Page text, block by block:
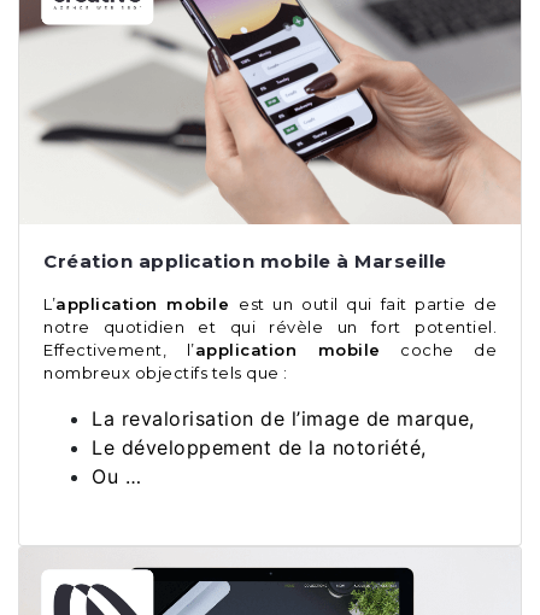
Création application mobile à Marseille
L’application mobile est un outil qui fait partie de
notre quotidien et qui révèle un fort potentiel.
Effectivement, l’application mobile coche de
nombreux objectifs tels que :
La revalorisation de l’image de marque,
Le développement de la notoriété,
Ou …